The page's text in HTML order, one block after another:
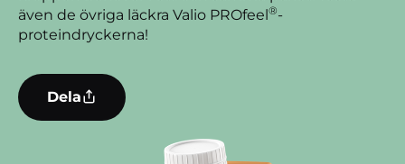
även de övriga läckra Valio PROfeel®-
proteindryckerna!
Dela